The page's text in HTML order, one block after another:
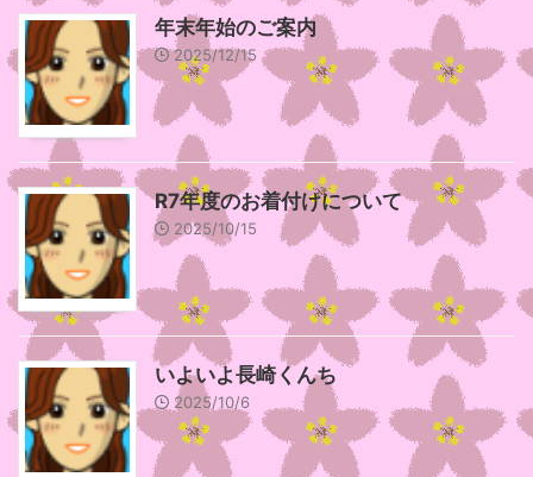
年末年始のご案内
2025/12/15
R7年度のお着付けについて
2025/10/15
いよいよ長崎くんち
2025/10/6